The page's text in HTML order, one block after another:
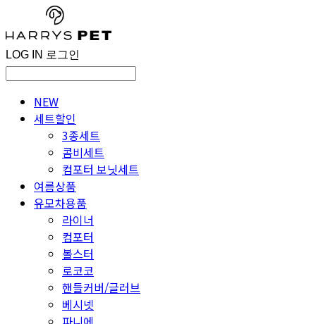
LOG IN 로그인
NEW
세트할인
3종세트
콤비세트
컴포터 보닛세트
여름상품
유모차용품
라이너
컴포터
볼스터
로코코
핸들커버/글러브
베시넷